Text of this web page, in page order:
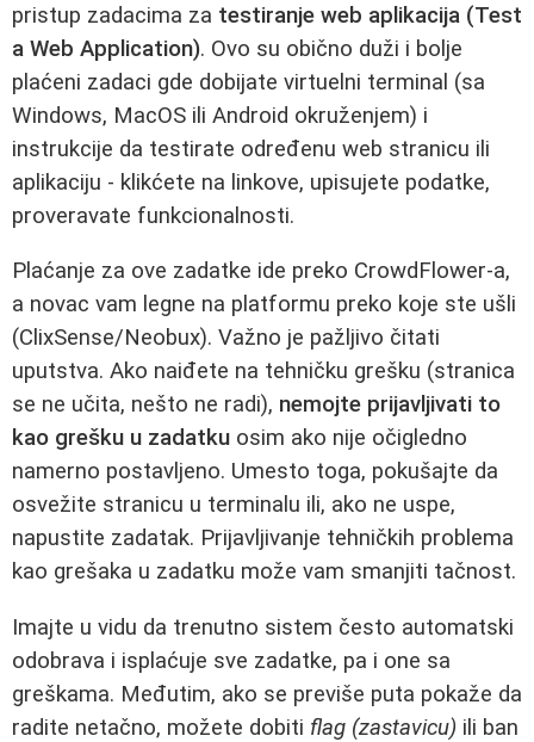
pristup zadacima za testiranje web aplikacija (Test
a Web Application). Ovo su obično duži i bolje
plaćeni zadaci gde dobijate virtuelni terminal (sa
Windows, MacOS ili Android okruženjem) i
instrukcije da testirate određenu web stranicu ili
aplikaciju - klikćete na linkove, upisujete podatke,
proveravate funkcionalnosti.
Plaćanje za ove zadatke ide preko CrowdFlower-a,
a novac vam legne na platformu preko koje ste ušli
(ClixSense/Neobux). Važno je pažljivo čitati
uputstva. Ako naiđete na tehničku grešku (stranica
se ne učita, nešto ne radi), nemojte prijavljivati to
kao grešku u zadatku osim ako nije očigledno
namerno postavljeno. Umesto toga, pokušajte da
osvežite stranicu u terminalu ili, ako ne uspe,
napustite zadatak. Prijavljivanje tehničkih problema
kao grešaka u zadatku može vam smanjiti tačnost.
Imajte u vidu da trenutno sistem često automatski
odobrava i isplaćuje sve zadatke, pa i one sa
greškama. Međutim, ako se previše puta pokaže da
radite netačno, možete dobiti flag (zastavicu) ili ban